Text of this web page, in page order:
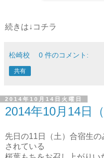
続きは↓コチラ
松崎校 0 件のコメント:
共有
2014年10月14日火曜日
2014年10月14日
先日の11日（土）合宿生
されている